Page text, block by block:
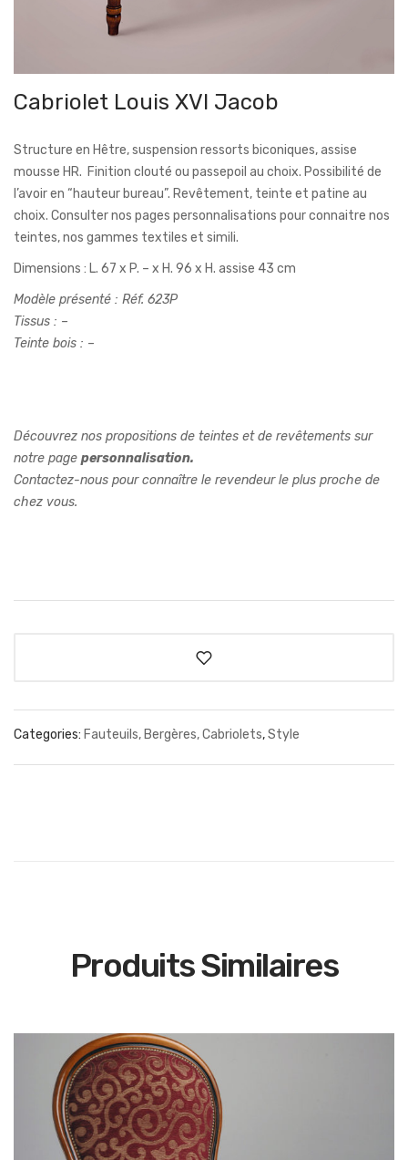
Cabriolet Louis XVI Jacob
Structure en Hêtre, suspension ressorts biconiques, assise
mousse HR. Finition clouté ou passepoil au choix. Possibilité de
l’avoir en “hauteur bureau”. Revêtement, teinte et patine au
choix. Consulter nos pages personnalisations pour connaitre nos
teintes, nos gammes textiles et simili.
Dimensions : L. 67 x P. – x H. 96 x H. assise 43 cm
Modèle présenté : Réf. 623P
Tissus : –
Teinte bois : –
Découvrez nos propositions de teintes et de revêtements sur
notre page personnalisation.
Contactez-nous pour connaître le revendeur le plus proche de
chez vous.
Categories: Fauteuils, Bergères, Cabriolets,Style
Produits Similaires